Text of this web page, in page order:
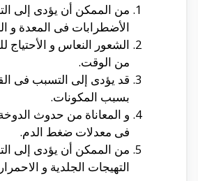
من الممكن أن يؤدى إلى
الأضطرابات فى المعدة و
الشعور النعاس و الأحتياج
من الوقت.
قد يؤدى إلى التسبب فى
بسبب المكونات.
و المعاناة من حدوث
فى معدلات ضغط الدم.
من الممكن أن يؤدى إلى
التهيجات الجلدية و